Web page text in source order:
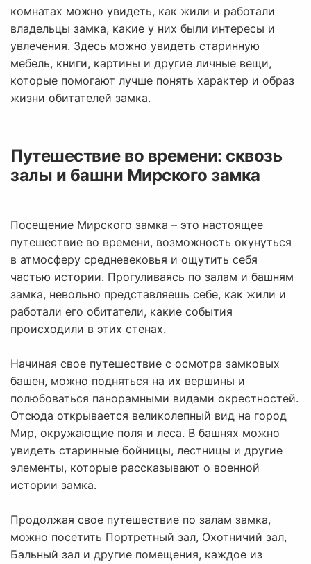
комнатах можно увидеть, как жили и работали
владельцы замка, какие у них были интересы и
увлечения. Здесь можно увидеть старинную
мебель, книги, картины и другие личные вещи,
которые помогают лучше понять характер и образ
жизни обитателей замка.
Путешествие во времени: сквозь
залы и башни Мирского замка
Посещение Мирского замка – это настоящее
путешествие во времени, возможность окунуться
в атмосферу средневековья и ощутить себя
частью истории. Прогуливаясь по залам и башням
замка, невольно представляешь себе, как жили и
работали его обитатели, какие события
происходили в этих стенах.
Начиная свое путешествие с осмотра замковых
башен, можно подняться на их вершины и
полюбоваться панорамными видами окрестностей.
Отсюда открывается великолепный вид на город
Мир, окружающие поля и леса. В башнях можно
увидеть старинные бойницы, лестницы и другие
элементы, которые рассказывают о военной
истории замка.
Продолжая свое путешествие по залам замка,
можно посетить Портретный зал, Охотничий зал,
Бальный зал и другие помещения, каждое из